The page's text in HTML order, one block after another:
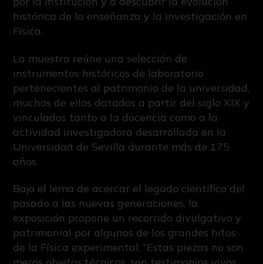
histórica de la enseñanza y la investigación en
Física.
La muestra reúne una selección de
instrumentos históricos de laboratorio
pertenecientes al patrimonio de la universidad,
muchos de ellos datados a partir del siglo XIX y
vinculados tanto a la docencia como a la
actividad investigadora desarrollada en la
Universidad de Sevilla durante más de 175
años.
Bajo el lema de acercar el legado científico del
pasado a las nuevas generaciones, la
exposición propone un recorrido divulgativo y
patrimonial por algunos de los grandes hitos
de la Física experimental. “Estas piezas no son